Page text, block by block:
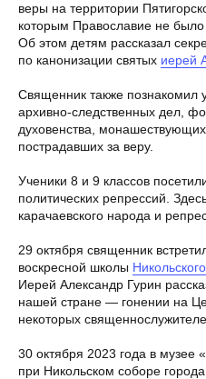
веры на территории
которым Православие не было
Об этом детям рассказал
по канонизации святых иерей
Священник также познакомил
архивно-следственных дел,
духовенства, монашествующих
пострадавших за веру.
Ученики 8 и 9 классов
политических репрессий.
карачаевского народа и
29 октября священник
воскресной школы
Иерей Александр Гурин
нашей стране — гонении на
некоторых
30 октября 2023 года в музее
при Никольском соборе